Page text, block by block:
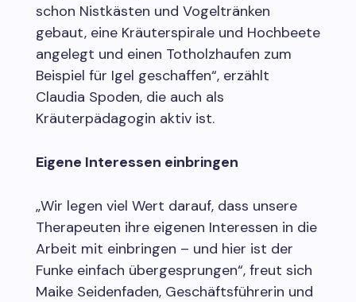
schon Nistkästen und Vogeltränken
gebaut, eine Kräuterspirale und Hochbeete
angelegt und einen Totholzhaufen zum
Beispiel für Igel geschaffen“, erzählt
Claudia Spoden, die auch als
Kräuterpädagogin aktiv ist.
Eigene Interessen einbringen
„Wir legen viel Wert darauf, dass unsere
Therapeuten ihre eigenen Interessen in die
Arbeit mit einbringen – und hier ist der
Funke einfach übergesprungen“, freut sich
Maike Seidenfaden, Geschäftsführerin und